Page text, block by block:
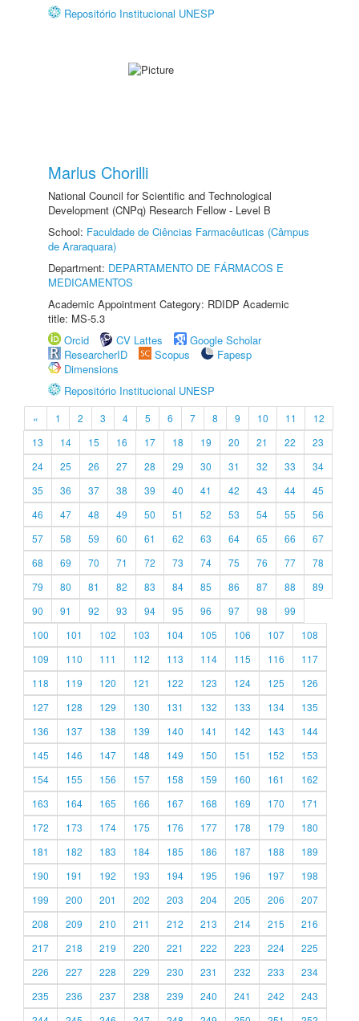
Repositório Institucional UNESP
Marlus Chorilli
National Council for Scientific and Technological
Development (CNPq) Research Fellow - Level B
School: Faculdade de Ciências Farmacêuticas (Câmpus
de Araraquara)
Department: DEPARTAMENTO DE FÁRMACOS E
MEDICAMENTOS
Academic Appointment Category: RDIDP Academic
title: MS-5.3
Orcid
CV Lattes
Google Scholar
ResearcherID
Scopus
Fapesp
Dimensions
Repositório Institucional UNESP
« 1 2 3 4 5 6 7 8 9 10 11
12
13
14 15 16 17 18 19 20 21 22
23
24
25 26 27 28 29 30 31 32 33
34
35
36 37 38 39 40 41 42 43 44
45
46
47 48 49 50 51 52 53 54 55
56
57
58 59 60 61 62 63 64 65 66
67
68
69 70 71 72 73 74 75 76 77
78
79
80 81 82 83 84 85 86 87 88
89
90
91 92 93 94 95 96 97 98
99
100
101 102 103 104 105 106 107
108
109
110 111 112 113 114 115 116
117
118
119 120 121 122 123 124 125
126
127
128 129 130 131 132 133 134
135
136
137 138 139 140 141 142 143
144
145
146 147 148 149 150 151 152
153
154
155 156 157 158 159 160 161
162
163
164 165 166 167 168 169 170
171
172
173 174 175 176 177 178 179
180
181
182 183 184 185 186 187 188
189
190
191 192 193 194 195 196 197
198
199
200 201 202 203 204 205 206
207
208
209 210 211 212 213 214 215
216
217
218 219 220 221 222 223 224
225
226
227 228 229 230 231 232 233
234
235
236 237 238 239 240 241 242
243